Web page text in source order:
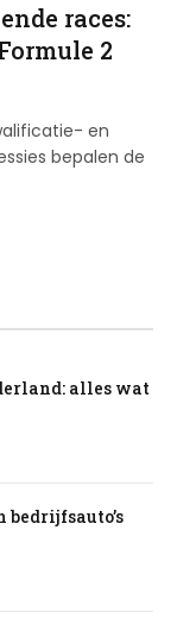
races:
2
en
bepalen de
alles wat
bedrijfsauto’s